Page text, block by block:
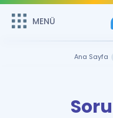
MENÜ
Remzi Hoca ile seni
MENÜ
Çalışma Paketleri
Ana Sayfa